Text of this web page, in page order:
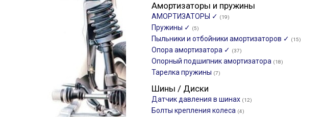
Амортизаторы и пружины
АМОРТИЗАТОРЫ ✓ (19)
Пружины ✓ (5)
Пыльники и отбойники амортизаторов ✓ (15)
Опора амортизатора ✓ (37)
Опорный подшипник амортизатора (18)
Тарелка пружины (7)
Шины / Диски
Датчик давления в шинах (12)
Болты крепления колеса (4)